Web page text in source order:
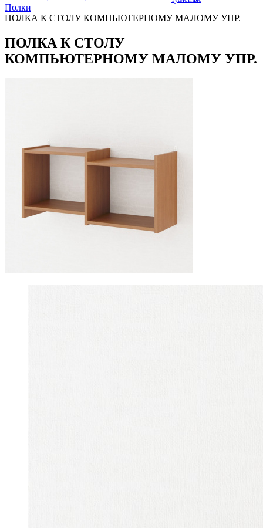
Полки
ПОЛКА К СТОЛУ КОМПЬЮТЕРНОМУ МАЛОМУ УПР.
ПОЛКА К СТОЛУ
КОМПЬЮТЕРНОМУ МАЛОМУ УПР.